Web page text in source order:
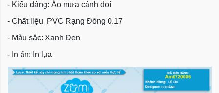
- Kiểu dáng: Áo mưa cánh dơi
- Chất liệu: PVC Rạng Đông 0.17
- Màu sắc: Xanh Đen
- In ấn: In lụa